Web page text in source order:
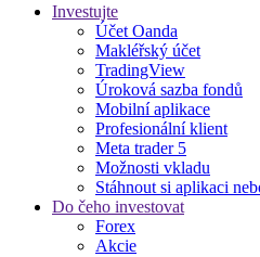
Investujte
Účet Oanda
Makléřský účet
TradingView
Úroková sazba fondů
Mobilní aplikace
Profesionální klient
Meta trader 5
Možnosti vkladu
Stáhnout si aplikaci
Do čeho investovat
Forex
Akcie